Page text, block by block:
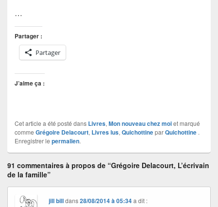
…
Partager :
Partager
J’aime ça :
Cet article a été posté dans Livres, Mon nouveau chez moiet marqué
comme Grégoire Delacourt, Livres lus, QuichottineparQuichottine .
Enregistrer le permalien.
91 commentaires à propos de “Grégoire Delacourt, L’écrivain
de la famille”
jill billdans28/08/2014 à 05:34 a dit :